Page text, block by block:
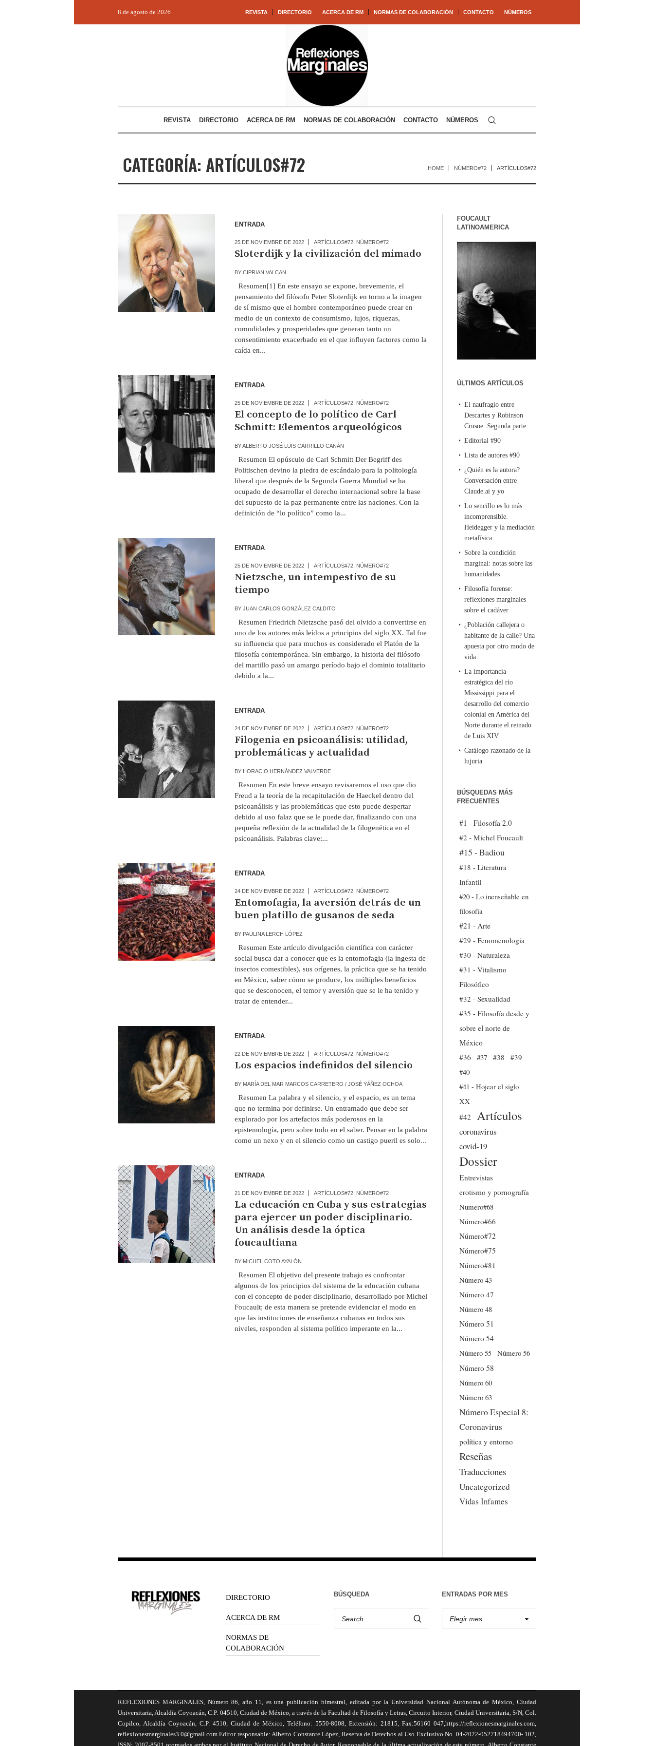
REVISTA DIRECTORIO ACERCA DE RM NORMAS DE COLABORACIÓN CONTACTO NÚMEROS
8 de agosto de 2026
REVISTA DIRECTORIO ACERCA DE RM NORMAS DE COLABORACIÓN CONTACTO NÚMEROS
CATEGORÍA: ARTÍCULOS#72 HOME NÚMERO#72 ARTÍCULOS#72
ENTRADA
25 DE NOVIEMBRE DE 2022 ARTÍCULOS#72, NÚMERO#72
Sloterdijk y la civilización del mimado
BY CIPRIAN VALCAN
Resumen[1] En este ensayo se expone, brevemente, el
pensamiento del filósofo Peter Sloterdijk en torno a la imagen
de sí mismo que el hombre contemporáneo puede crear en
medio de un contexto de consumismo, lujos, riquezas,
comodidades y prosperidades que generan tanto un
consentimiento exacerbado en el que influyen factores como la
caída en...
ENTRADA
25 DE NOVIEMBRE DE 2022 ARTÍCULOS#72, NÚMERO#72
El concepto de lo político de Carl
Schmitt: Elementos arqueológicos
BYALBERTO JOSÉ LUIS CARRILLO CANÁN
Resumen El opúsculo de Carl Schmitt Der Begriff des
Politischen devino la piedra de escándalo para la politología
liberal que después de la Segunda Guerra Mundial se ha
ocupado de desarrollar el derecho internacional sobre la base
del supuesto de la paz permanente entre las naciones. Con la
definición de “lo político” como la...
ENTRADA
25 DE NOVIEMBRE DE 2022 ARTÍCULOS#72, NÚMERO#72
Nietzsche, un intempestivo de su
tiempo
BY JUAN CARLOS GONZÁLEZ CALDITO
Resumen Friedrich Nietzsche pasó del olvido a convertirse en
uno de los autores más leídos a principios del siglo XX. Tal fue
su influencia que para muchos es considerado el Platón de la
filosofía contemporánea. Sin embargo, la historia del filósofo
del martillo pasó un amargo período bajo el dominio totalitario
debido a la...
ENTRADA
24 DE NOVIEMBRE DE 2022 ARTÍCULOS#72, NÚMERO#72
Filogenia en psicoanálisis: utilidad,
problemáticas y actualidad
BY HORACIO HERNÁNDEZ VALVERDE
Resumen En este breve ensayo revisaremos el uso que dio
Freud a la teoría de la recapitulación de Haeckel dentro del
psicoanálisis y las problemáticas que esto puede despertar
debido al uso falaz que se le puede dar, finalizando con una
pequeña reflexión de la actualidad de la filogenética en el
psicoanálisis. Palabras clave:...
ENTRADA
24 DE NOVIEMBRE DE 2022 ARTÍCULOS#72, NÚMERO#72
Entomofagia, la aversión detrás de un
buen platillo de gusanos de seda
BY PAULINA LERCH LÓPEZ
Resumen Este artículo divulgación científica con carácter
social busca dar a conocer que es la entomofagia (la ingesta de
insectos comestibles), sus orígenes, la práctica que se ha tenido
en México, saber cómo se produce, los múltiples beneficios
que se desconocen, el temor y aversión que se le ha tenido y
tratar de entender...
ENTRADA
22 DE NOVIEMBRE DE 2022 ARTÍCULOS#72, NÚMERO#72
Los espacios indefinidos del silencio
BY MARÍA DEL MAR MARCOS CARRETERO / JOSÉ YÁÑEZ OCHOA
Resumen La palabra y el silencio, y el espacio, es un tema
que no termina por definirse. Un entramado que debe ser
explorado por los artefactos más poderosos en la
epistemología, pero sobre todo en el saber. Pensar en la palabra
como un nexo y en el silencio como un castigo pueril es solo...
ENTRADA
21 DE NOVIEMBRE DE 2022 ARTÍCULOS#72, NÚMERO#72
La educación en Cuba y sus estrategias
para ejercer un poder disciplinario.
Un análisis desde la óptica
foucaultiana
BY MICHEL COTO AYALÓN
Resumen El objetivo del presente trabajo es confrontar
algunos de los principios del sistema de la educación cubana
con el concepto de poder disciplinario, desarrollado por Michel
Foucault; de esta manera se pretende evidenciar el modo en
que las instituciones de enseñanza cubanas en todos sus
niveles, responden al sistema político imperante en la...
FOUCAULT
LATINOAMERICA
ÚLTIMOS ARTÍCULOS
El naufragio entre
Descartes y Robinson
Crusoe. Segunda parte
Editorial #90
Lista de autores #90
¿Quién es la autora?
Conversación entre
Claude.ai y yo
Lo sencillo es lo más
incomprensible.
Heidegger y la mediación
metafísica
Sobre la condición
marginal: notas sobre las
humanidades
Filosofía forense:
reflexiones marginales
sobre el cadáver
¿Población callejera o
habitante de la calle? Una
apuesta por otro modo de
vida
La importancia
estratégica del río
Mississippi para el
desarrollo del comercio
colonial en América del
Norte durante el reinado
de Luis XIV
Catálogo razonado de la
lujuria
BÚSQUEDAS MÁS
FRECUENTES
#1 - Filosofía 2.0
#2 - Michel Foucault
#15 - Badiou
#18 - Literatura
Infantil
#20 - Lo inenseñable en
filosofía
#21 - Arte
#29 - Fenomenología
#30 - Naturaleza
#31 - Vitalismo
Filosófico
#32 - Sexualidad
#35 - Filosofía desde y
sobre el norte de
México
#36
#37 #38
#39
#40
#41 - Hojear el siglo
XX
#42
Artículos
coronavirus
covid-19
Dossier
Entrevistas
erotismo y pornografía
Numero#68
Número#66
Número#72
Número#75
Número#81
Número 43
Número 47
Número 48
Número 51
Número 54
Número 55
Número 56
Número 58
Número 60
Número 63
Número Especial 8:
Coronavirus
política y entorno
Reseñas
Traducciones
Uncategorized
Vidas Infames
DIRECTORIO
ACERCA DE RM
NORMAS DE
COLABORACIÓN
BÚSQUEDA ENTRADAS POR MES
REFLEXIONES MARGINALES, Número 86, año 11, es una publicación bimestral, editada por la Universidad Nacional Autónoma de México, Ciudad
Universitaria, Alcaldía Coyoacán, C.P. 04510, Ciudad de México, a través de la Facultad de Filosofía y Letras, Circuito Interior, Ciudad Universitaria, S/N, Col.
Copilco, Alcaldía Coyoacán, C.P. 4510, Ciudad de México, Teléfono: 5550-8008, Extensión: 21815, Fax:56160 047,https://reflexionesmarginales.com,
reflexionesmarginales3.0@gmail.com Editor responsable: Alberto Constante López, Reserva de Derechos al Uso Exclusivo No. 04-2022-052718494700- 102,